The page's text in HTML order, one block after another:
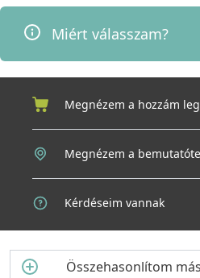
Miért válasszam?
Megnézem a hozzám
Megnézem a
Kérdéseim vannak
Összehasonlítom